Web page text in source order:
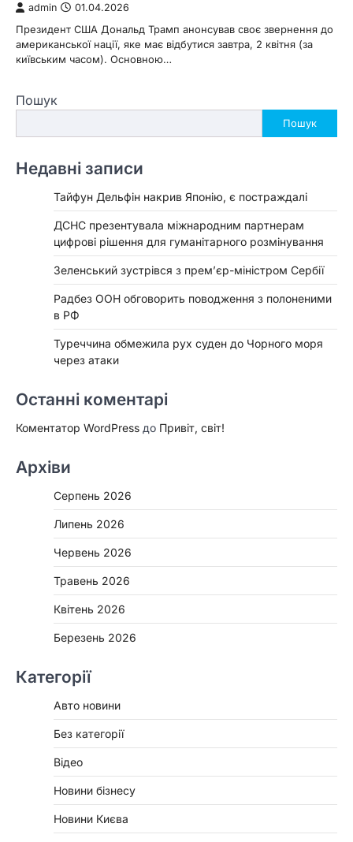
admin 01.04.2026
Президент США Дональд Трамп анонсував своє звернення до
американської нації, яке має відбутися завтра, 2 квітня (за
київським часом). Основною…
Пошук
Пошук
Недавні записи
Тайфун Дельфін накрив Японію, є постраждалі
ДСНС презентувала міжнародним партнерам
цифрові рішення для гуманітарного розмінування
Зеленський зустрівся з прем’єр-міністром Сербії
Радбез ООН обговорить поводження з полоненими
в РФ
Туреччина обмежила рух суден до Чорного моря
через атаки
Останні коментарі
Коментатор WordPress до Привіт, світ!
Архіви
Серпень 2026
Липень 2026
Червень 2026
Травень 2026
Квітень 2026
Березень 2026
Категорії
Авто новини
Без категорії
Відео
Новини бізнесу
Новини Києва